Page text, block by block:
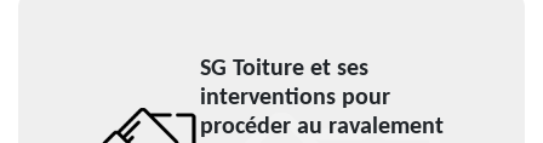
SG Toiture et ses
interventions pour
procéder au ravalement